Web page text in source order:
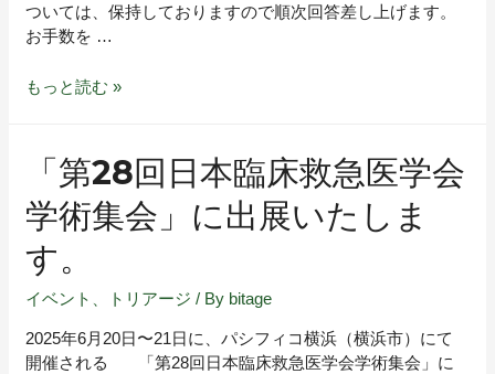
ついては、保持しておりますので順次回答差し上げます。
お手数を …
もっと読む »
「第28回日本臨床救急医学会
学術集会」に出展いたしま
す。
イベント トリアージ / By bitage
2025年6月20日〜21日に、パシフィコ横浜（横浜市）にて
開催される 「第28回日本臨床救急医学会学術集会」に